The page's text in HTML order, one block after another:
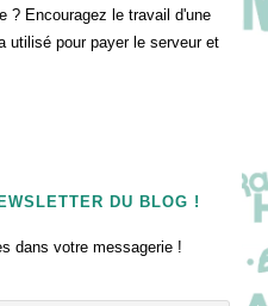
? Encouragez le travail d'une
utilisé pour payer le serveur et
DU BLOG !
dans votre messagerie !